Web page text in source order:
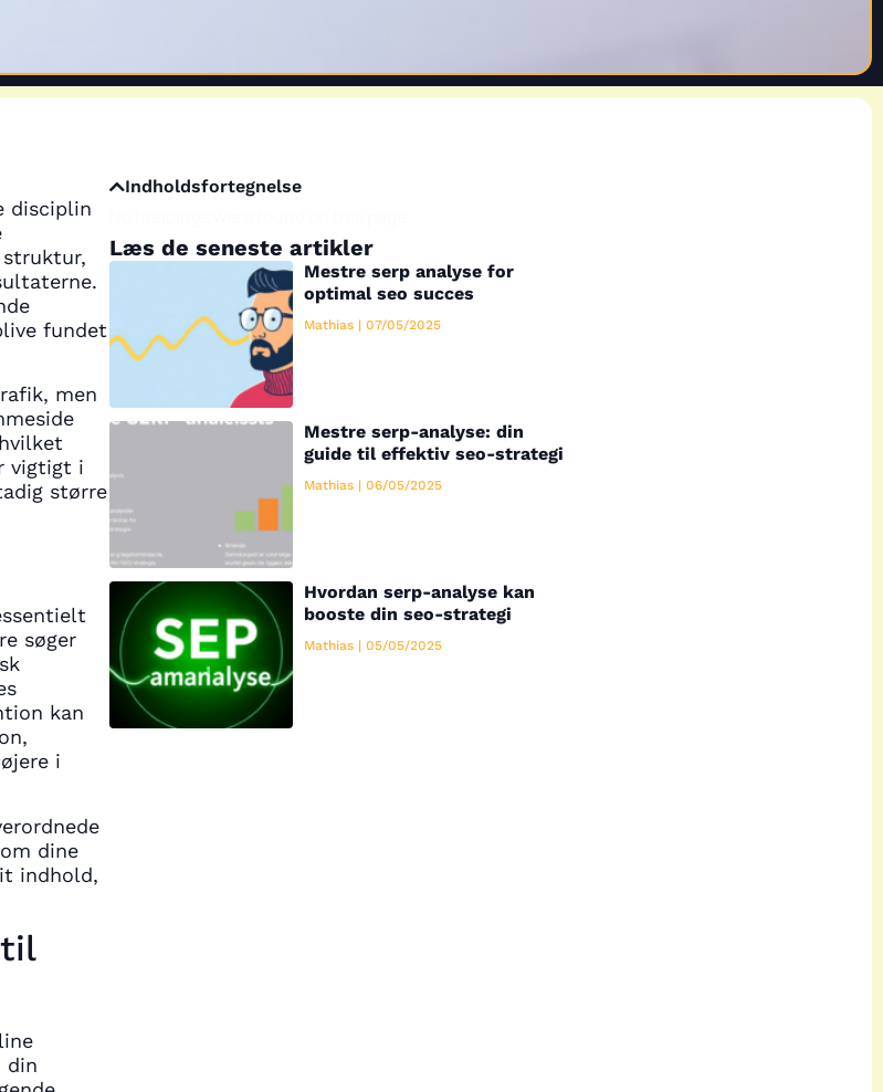
Indholdsfortegnelse
Læs de seneste artikler
Mestre serp analyse for
optimal seo succes
Mathias 07/05/2025
Mestre serp-analyse: din
guide til effektiv seo-strategi
Mathias 06/05/2025
Hvordan serp-analyse kan
booste din seo-strategi
Mathias 05/05/2025
disciplin
struktur,
fundet
men
vigtigt i
større
søger
kan
i
dine
indhold,
til
din